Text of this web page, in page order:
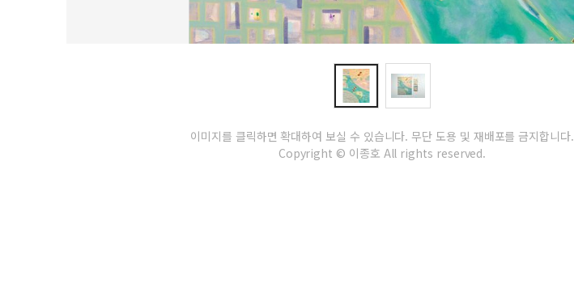
이미지를 클릭하면 확대하여 보실 수 있습니다. 무단 도용 및 재배포를 금지합니다.
Copyright © 이종호 All rights reserved.